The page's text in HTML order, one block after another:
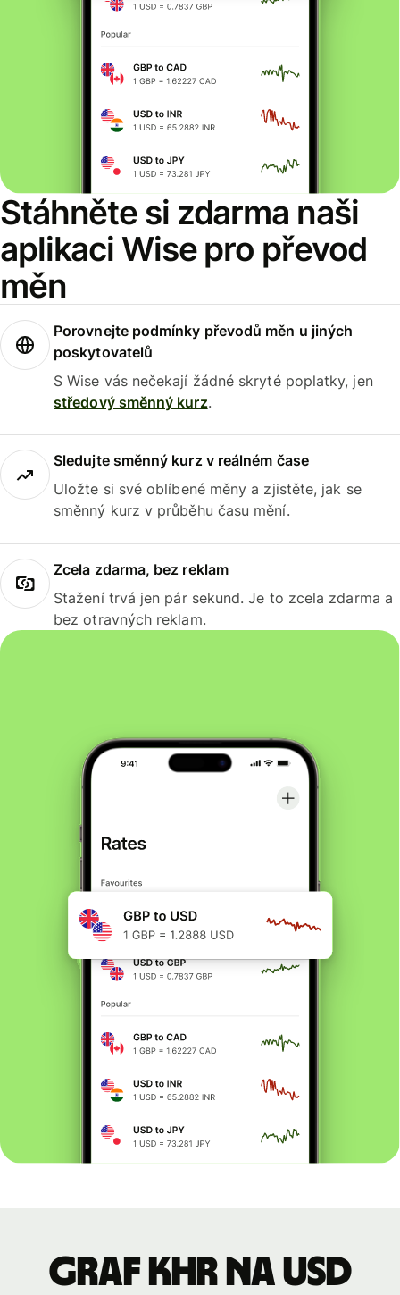
Stáhněte si zdarma naši
aplikaci Wise pro převod
měn
Porovnejte podmínky převodů měn u jiných
poskytovatelů
S Wise vás nečekají žádné skryté poplatky, jen
středový směnný kurz.
Sledujte směnný kurz v reálném čase
Uložte si své oblíbené měny a zjistěte, jak se
směnný kurz v průběhu času mění.
Zcela zdarma, bez reklam
Stažení trvá jen pár sekund. Je to zcela zdarma a
bez otravných reklam.
graf KHR na USD